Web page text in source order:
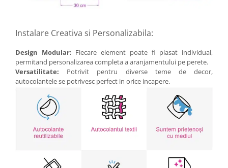
Instalare Creativa si Personalizabila:
Design Modular: Fiecare element poate fi plasat individual,
permitand personalizarea completa a aranjamentului pe perete.
Versatilitate: Potrivit pentru diverse teme de decor,
autocolantele se potrivesc perfect in orice incapere.